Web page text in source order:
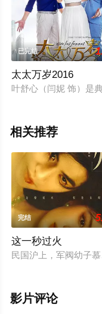
已完结
太太万岁2016
叶舒心（闫妮 饰）是
相关推荐
完结
这一秒过火
民国沪上，军阀幼子
影片评论